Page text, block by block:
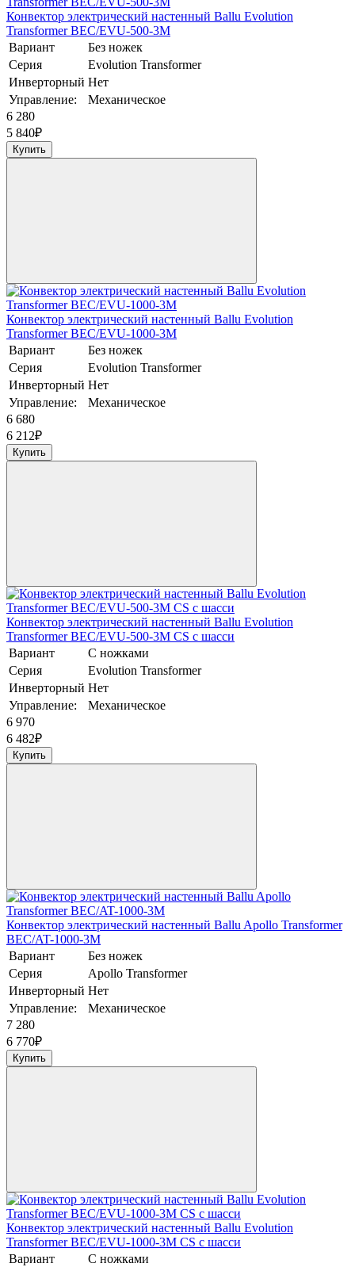
Конвектор электрический настенный Ballu Evolution
Transformer BEC/EVU-500-3M
Вариант
Без ножек
Серия
Evolution Transformer
Инверторный Нет
Управление:
Механическое
6 280
5 840₽
Купить
Конвектор электрический настенный Ballu Evolution
Transformer BEC/EVU-1000-3M
Вариант
Без ножек
Серия
Evolution Transformer
Инверторный Нет
Управление:
Механическое
6 680
6 212₽
Купить
Конвектор электрический настенный Ballu Evolution
Transformer BEC/EVU-500-3M CS с шасси
Вариант
С ножками
Серия
Evolution Transformer
Инверторный Нет
Управление:
Механическое
6 970
6 482₽
Купить
Конвектор электрический настенный Ballu Apollo Transformer
BEC/AT-1000-3M
Вариант
Без ножек
Серия
Apollo Transformer
Инверторный Нет
Управление:
Механическое
7 280
6 770₽
Купить
Конвектор электрический настенный Ballu Evolution
Transformer BEC/EVU-1000-3M CS с шасси
Вариант
С ножками